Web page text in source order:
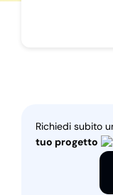
Richiedi subito
tuo progetto